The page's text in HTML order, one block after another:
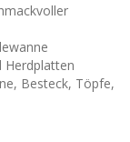
Herdplatten
Besteck, Töpfe,